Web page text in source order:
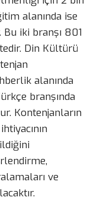
alanında ise
iki branşı 801
Din Kültürü
alanında
branşında
Kontenjanların
ve